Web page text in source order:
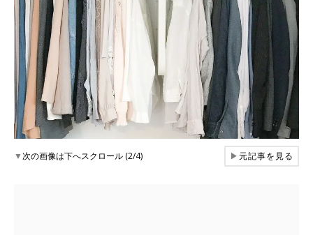
▼次の画像は下へスクロール (2/4) ▶元記事を見る